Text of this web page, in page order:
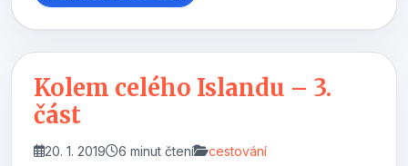
Kolem celého Islandu – 3.
část
20. 1. 2019 6 minut čtení cestování